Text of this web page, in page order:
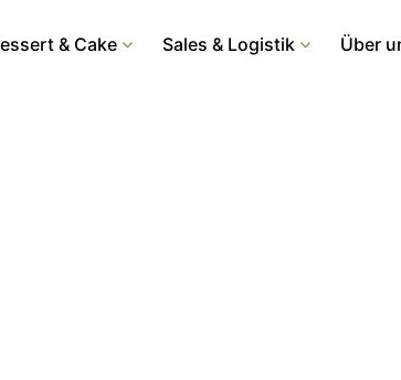
& Cake Sales & Logistik Über